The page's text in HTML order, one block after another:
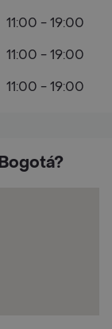
11:00 - 19:00
11:00 - 19:00
11:00 - 19:00